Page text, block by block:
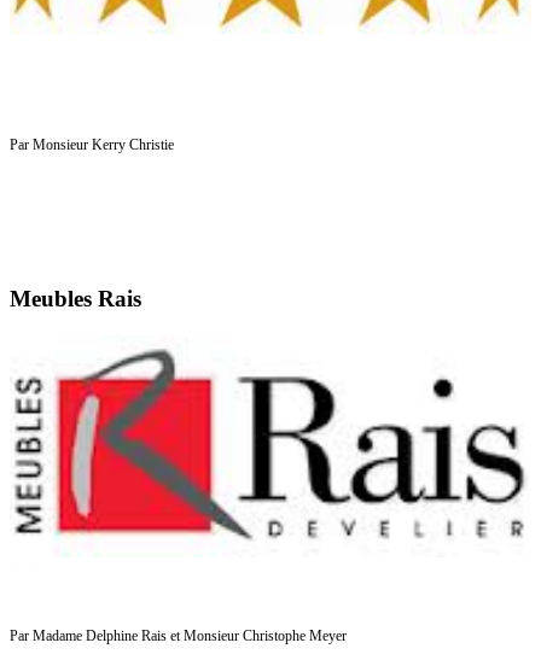
Par Monsieur Kerry Christie
Meubles Rais
Par Madame Delphine Rais et Monsieur Christophe Meyer